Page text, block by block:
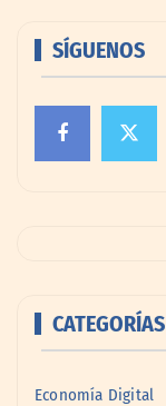
SÍGUENOS
CATEGORÍAS
Economía Digital